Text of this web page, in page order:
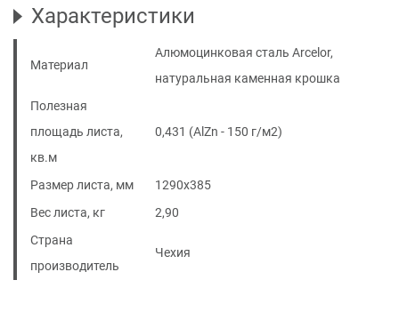
Характеристики
Материал
Алюмоцинковая сталь Arcelor,
натуральная каменная крошка
Полезная
площадь листа,
кв.м
0,431 (AlZn - 150 г/м2)
Размер листа, мм
1290х385
Вес листа, кг
2,90
Страна
производитель
Чехия